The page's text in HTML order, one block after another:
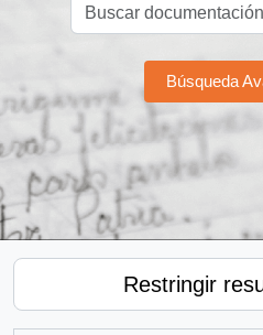
Búsqueda
Restringir